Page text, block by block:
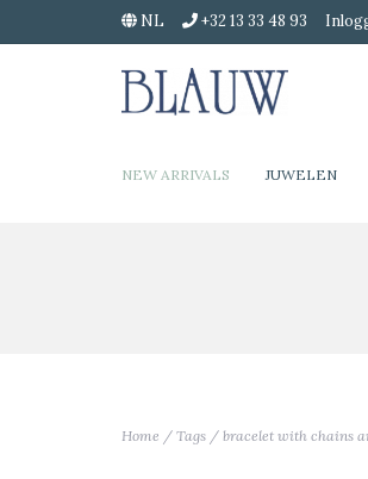
NL +32 13 33 48 93
NEW ARRIVALS JUWELEN
Home / Tags / bracelet with chains